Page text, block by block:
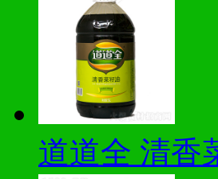
道道全 清香